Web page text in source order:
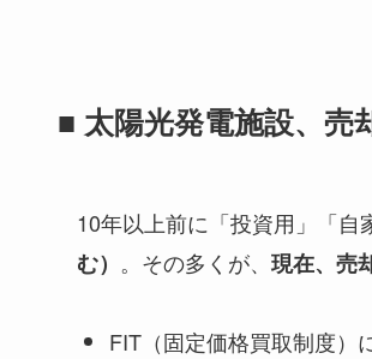
■ 太陽光発電施設、売
10年以上前に「投資用」「自
む） 。その多くが、 現在、売
FIT（固定価格買取制度）